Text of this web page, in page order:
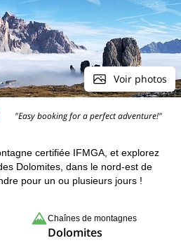
Voir photos
"Easy booking for a perfect adventure!"
certifiée IFMGA, et explorez
Dolomites, dans le nord-est de
pour un ou plusieurs jours !
Chaînes de montagnes
Dolomites